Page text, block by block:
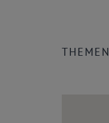
THEMEN